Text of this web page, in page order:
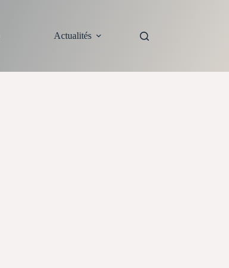
Actualités